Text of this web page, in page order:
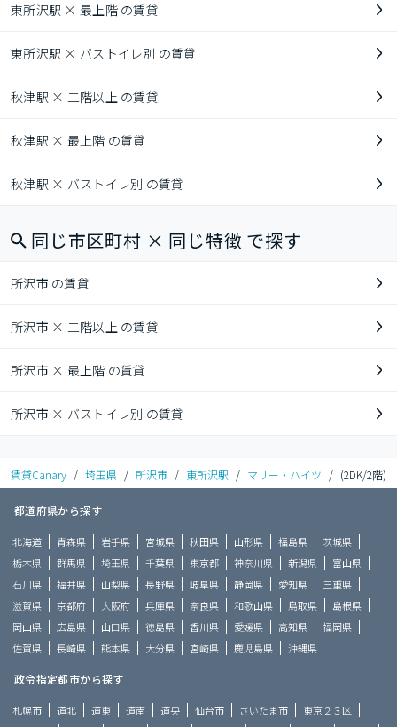
東所沢駅 × 最上階 の賃貸
東所沢駅 × バストイレ別 の賃貸
秋津駅 × 二階以上 の賃貸
秋津駅 × 最上階 の賃貸
秋津駅 × バストイレ別 の賃貸
同じ市区町村 × 同じ特徴 で探す
所沢市 の賃貸
所沢市 × 二階以上 の賃貸
所沢市 × 最上階 の賃貸
所沢市 × バストイレ別 の賃貸
賃貸Canary / 埼玉県 / 所沢市 / 東所沢駅 / マリー・ハイツ / (2DK/2階)
都道府県から探す
北海道 青森県 岩手県 宮城県 秋田県 山形県 福島県
茨城県
栃木県
群馬県 埼玉県 千葉県 東京都 神奈川県 新潟県
富山県
石川県
福井県 山梨県 長野県 岐阜県 静岡県 愛知県
三重県
滋賀県
京都府 大阪府 兵庫県 奈良県 和歌山県 鳥取県
島根県
岡山県
広島県 山口県 徳島県 香川県 愛媛県 高知県
福岡県
佐賀県
長崎県 熊本県 大分県 宮崎県 鹿児島県 沖縄県
政令指定都市から探す
札幌市 道北 道東 道南 道央 仙台市 さいたま市
東京２３区